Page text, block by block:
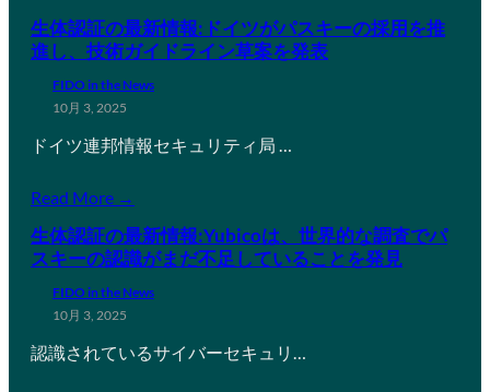
生体認証の最新情報:ドイツがパスキーの採用を推
進し、技術ガイドライン草案を発表
FIDO in the News
10月 3, 2025
ドイツ連邦情報セキュリティ局 …
Read More →
生体認証の最新情報:Yubicoは、世界的な調査でパ
スキーの認識がまだ不足していることを発見
FIDO in the News
10月 3, 2025
認識されているサイバーセキュリ…